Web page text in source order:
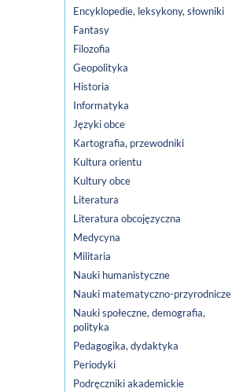
Encyklopedie, leksykony, słowniki
Fantasy
Filozofia
Geopolityka
Historia
Informatyka
Języki obce
Kartografia, przewodniki
Kultura orientu
Kultury obce
Literatura
Literatura obcojęzyczna
Medycyna
Militaria
Nauki humanistyczne
Nauki matematyczno-przyrodnicze
Nauki społeczne, demografia,
polityka
Pedagogika, dydaktyka
Periodyki
Podręczniki akademickie